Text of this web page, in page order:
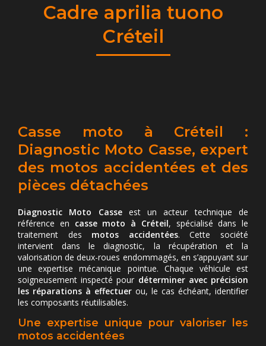
Cadre aprilia tuono
Créteil
Casse moto à Créteil :
Diagnostic Moto Casse, expert
des motos accidentées et des
pièces détachées
Diagnostic Moto Casseest un acteur technique de
référence en casse moto à Créteil, spécialisé dans le
traitement des motos accidentées. Cette société
intervient dans le diagnostic, la récupération et la
valorisation de deux-roues endommagés, en s’appuyant sur
une expertise mécanique pointue. Chaque véhicule est
soigneusement inspecté pour déterminer avec précision
les réparations à effectuer ou, le cas échéant, identifier
les composants réutilisables.
Une expertise unique pour valoriser les
motos accidentées